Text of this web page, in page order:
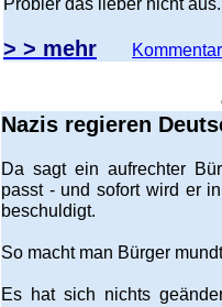
Probier das lieber nicht
> > mehr
Nazis regieren
Da sagt ein aufrechter
passt - und sofort wird er
beschuldigt.
So macht man Bürger
Es hat sich nichts